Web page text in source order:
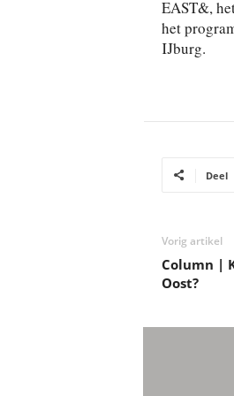
EAST&,
het
IJburg.
Deel
Vorig artikel
Column |
Oost?